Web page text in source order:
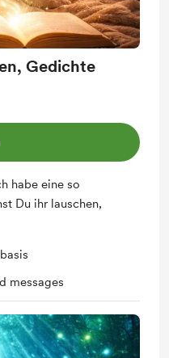
Gedichte
habe eine so
Du ihr lauschen,
messages